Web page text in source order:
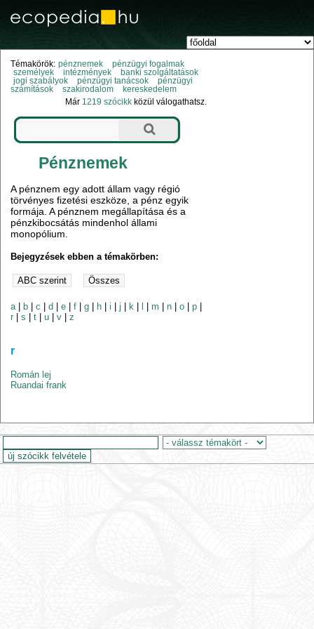
Témakörök: pénznemek
pénzügyi fogalmak
személyek
intézmények
banki szolgáltatások
jogi szabályok
pénzügyi tanácsok
pénzügyi
számítások
szakirodalom
kereskedelem
Már 1219 szócikk közül válogathatsz.
Pénznemek
A pénznem egy adott állam vagy régió
törvényes fizetési eszköze, a pénz egyik
formája. A pénznem megállapítása és a
pénzkibocsátás mindenhol állami
monopólium.
Bejegyzések ebben a témakörben:
a| b |c |d |e |f |g h |i |j k |m |n |o |p
r |s |t |u |v |z
r
Román lej
Ruandai frank